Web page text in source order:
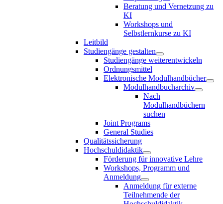
Beratung und Vernetzung zu
KI
Workshops und
Selbstlernkurse zu KI
Leitbild
Studiengänge gestalten
Studiengänge weiterentwickeln
Ordnungsmittel
Elektronische Modulhandbücher
Modulhandbucharchiv
Nach
Modulhandbüchern
suchen
Joint Programs
General Studies
Qualitätssicherung
Hochschuldidaktik
Förderung für innovative Lehre
Workshops, Programm und
Anmeldung
Anmeldung für externe
Teilnehmende der